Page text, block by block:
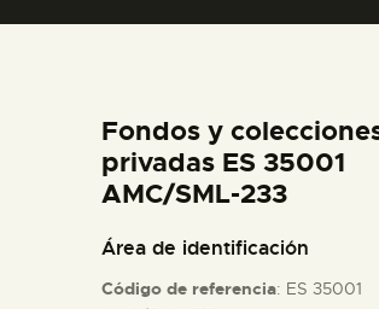
ESPAÑOL
PREPARAR LA VISITA
Fondos y
privadas ES 35001
AMC/SML-233
Área de identificación
Código de referencia: ES 35001